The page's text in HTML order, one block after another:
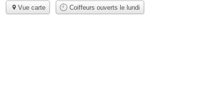
Vue carte Coiffeurs ouverts le lundi